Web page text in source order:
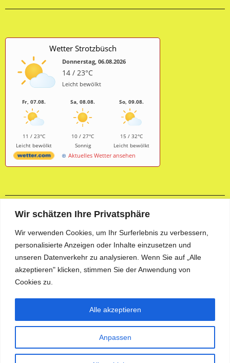
Wir schätzen Ihre Privatsphäre
Wir verwenden Cookies, um Ihr Surferlebnis zu verbessern,
personalisierte Anzeigen oder Inhalte einzusetzen und
unseren Datenverkehr zu analysieren. Wenn Sie auf „Alle
akzeptieren" klicken, stimmen Sie der Anwendung von
Cookies zu.
Anpassen
Alle akzeptieren
Wetter Strotzbüsch
Donnerstag, 06.08.2026
14 / 23°C
Leicht bewölkt
Fr, 07.08.
11 / 23°C
Leicht bewölkt
Sa, 08.08.
10 / 27°C
Sonnig
So, 09.08.
15 / 32°C
Leicht bewölkt
Aktuelles Wetter ansehen
Aktuelle Fotogalerie